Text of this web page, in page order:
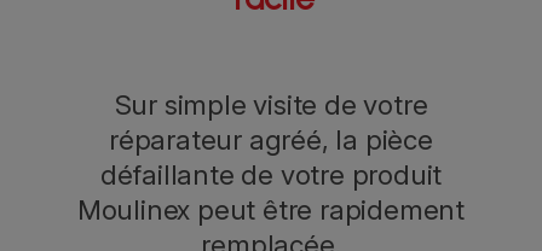
Sur simple visite de votre
réparateur agréé, la pièce
défaillante de votre produit
Moulinex peut être rapidement